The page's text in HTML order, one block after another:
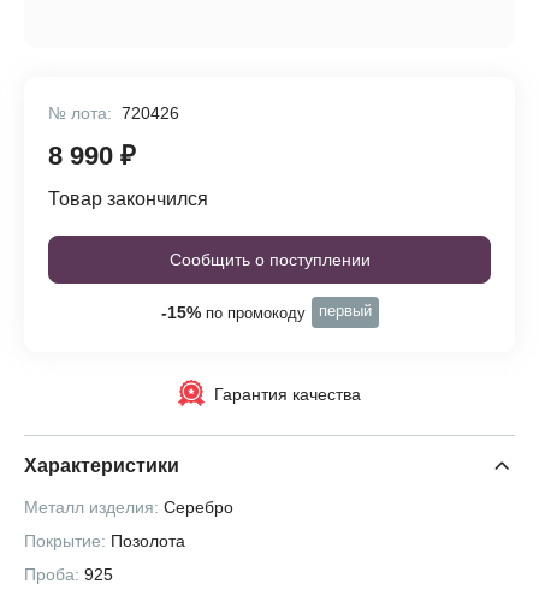
№ лота: 720426
8 990 ₽
Товар закончился
Сообщить о поступлении
-15%по промокоду первый
Гарантия качества
Характеристики
Металл изделия: Серебро
Покрытие: Позолота
Проба: 925